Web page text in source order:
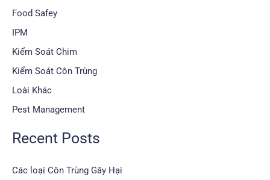
Food Safey
IPM
Kiểm Soát Chim
Kiểm Soát Côn Trùng
Loài Khác
Pest Management
Recent Posts
Các loại Côn Trùng Gây Hại